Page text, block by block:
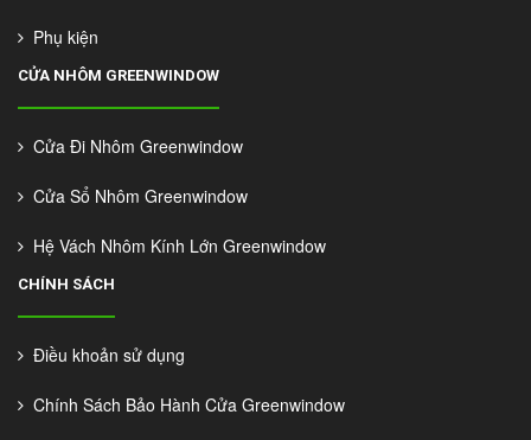
Phụ kiện
CỬA NHÔM GREENWINDOW
Cửa Đi Nhôm Greenwindow
Cửa Sổ Nhôm Greenwindow
Hệ Vách Nhôm Kính Lớn Greenwindow
CHÍNH SÁCH
Điều khoản sử dụng
Chính Sách Bảo Hành Cửa Greenwindow